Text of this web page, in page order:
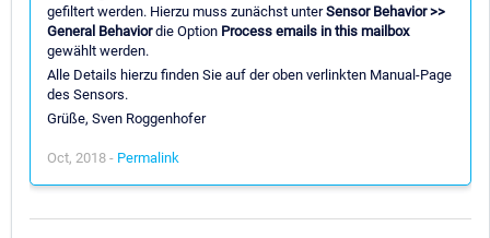
gefiltert werden. Hierzu muss zunächst unterSensor Behavior >>
General Behaviordie Option Process emails in this mailbox
gewählt werden.
Alle Details hierzu finden Sie auf der oben verlinkten Manual-Page
des Sensors.
Grüße, Sven Roggenhofer
Oct, 2018 - Permalink